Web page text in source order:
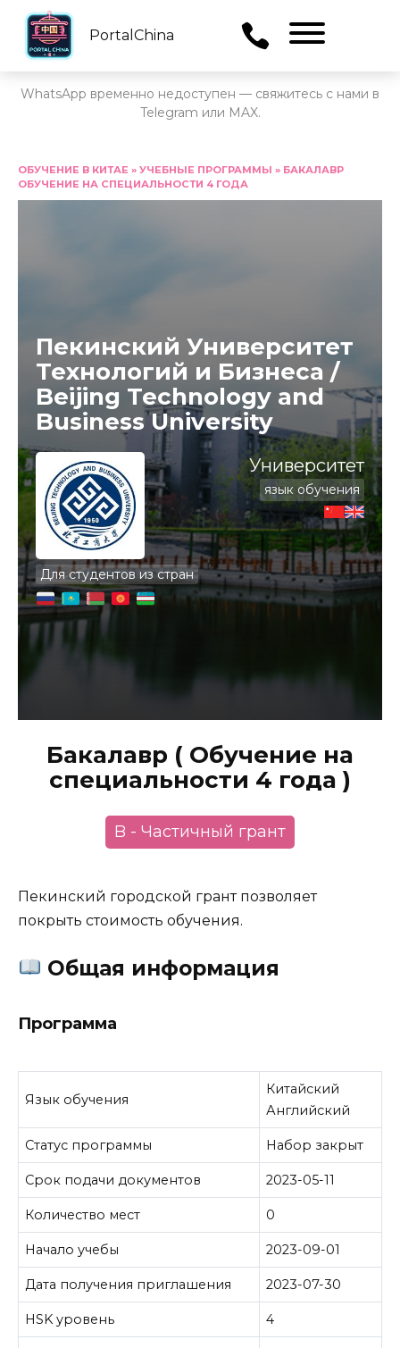
PortalChina
WhatsApp временно недоступен — свяжитесь с нами в
Telegram или MAX.
содержанию
ОБУЧЕНИЕ В КИТАЕ » УЧЕБНЫЕ ПРОГРАММЫ » БАКАЛАВР
ОБУЧЕНИЕ НА СПЕЦИАЛЬНОСТИ 4 ГОДА
Пекинский Университет
Технологий и Бизнеса /
Beijing Technology and
Business University
Для студентов из стран
Университет
язык обучения
Бакалавр ( Обучение на
специальности 4 года )
B - Частичный грант
Пекинский городской грант позволяет
покрыть стоимость обучения.
Общая информация
Программа
Язык обучения
Китайский
Английский
Статус программы Набор закрыт
Срок подачи документов 2023-05-11
Количество мест 0
Начало учебы 2023-09-01
Дата получения приглашения 2023-07-30
HSK уровень 4